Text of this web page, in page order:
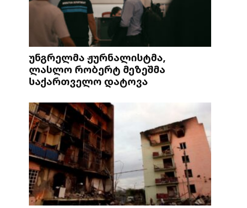
უნგრელმა ჟურნალისტმა,
ლასლო რობერტ მეზეშმა
საქართველო დატოვა